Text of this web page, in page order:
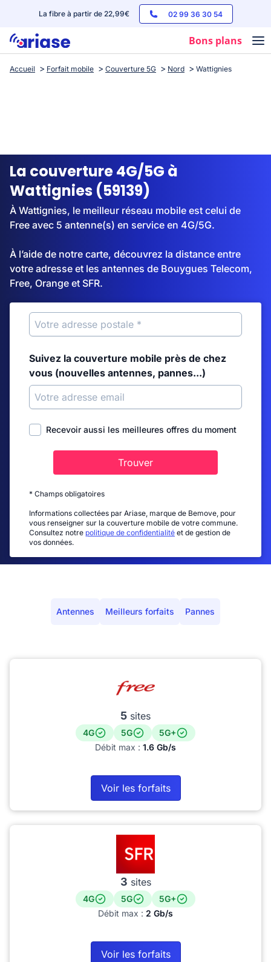
La fibre à partir de 22,99€ 02 99 36 30 54
Bons plans
Box internet
Streaming
Accueil Forfait mobile Couverture 5G Nord Wattignies
La couverture 4G/5G à
Wattignies (59139)
À Wattignies, le meilleur réseau mobile est celui de
Free avec 5 antenne(s) en service en 4G/5G.
À l’aide de notre carte, découvrez la distance entre
votre adresse et les antennes de Bouygues Telecom,
Free, Orange et SFR.
Suivez la couverture mobile près de chez
vous (nouvelles antennes, pannes...)
Recevoir aussi les meilleures offres du moment
Trouver
* Champs obligatoires
Informations collectées par Ariase, marque de Bemove, pour
vous renseigner sur la couverture mobile de votre commune.
Consultez notre politique de confidentialité et de gestion de
vos données.
Antennes Meilleurs forfaits Pannes
5 sites
4G 5G
5G+
Débit max : 1.6 Gb/s
Voir les forfaits
3 sites
4G 5G
5G+
Débit max : 2 Gb/s
Voir les forfaits